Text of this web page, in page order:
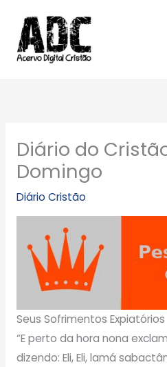
para
conteúdo
Diário do
Domingo
Diário Cristão
Seus Sofrimentos Expiatórios
“E perto da hora nona
dizendo: Eli, Eli, lamá